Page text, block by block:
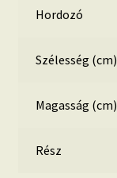
Hordozó
Szélesség (cm)
Magasság (cm)
Rész